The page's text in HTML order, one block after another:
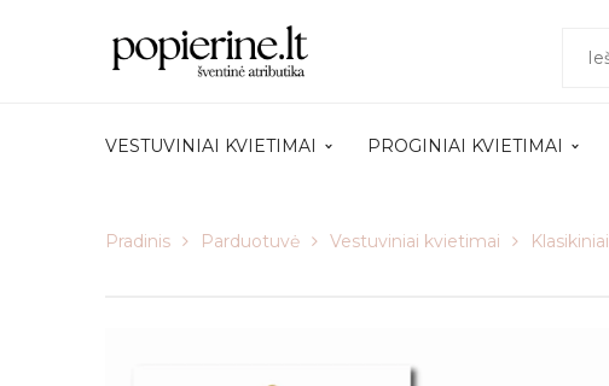
VESTUVINIAI KVIETIMAI PROGINIAI KVIETIMAI
Pradinis Parduotuvė Vestuviniai kvietimai Klasikiniai